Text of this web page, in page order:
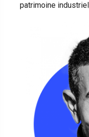
patrimoine